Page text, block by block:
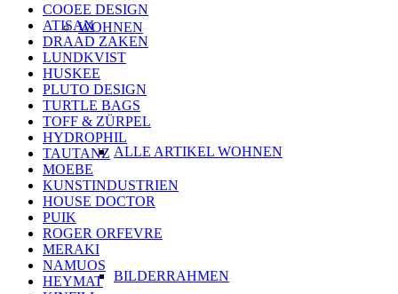
WOHNEN
ALLE ARTIKEL WOHNEN
BILDERRAHMEN
COOEE DESIGN
ATISAN
DRAAD ZAKEN
LUNDKVIST
HUSKEE
PLUTO DESIGN
TURTLE BAGS
TOFF & ZÜRPEL
HYDROPHIL
TAUTANZ
MOEBE
KUNSTINDUSTRIEN
HOUSE DOCTOR
PUIK
ROGER ORFEVRE
MERAKI
NAMUOS
HEYMAT